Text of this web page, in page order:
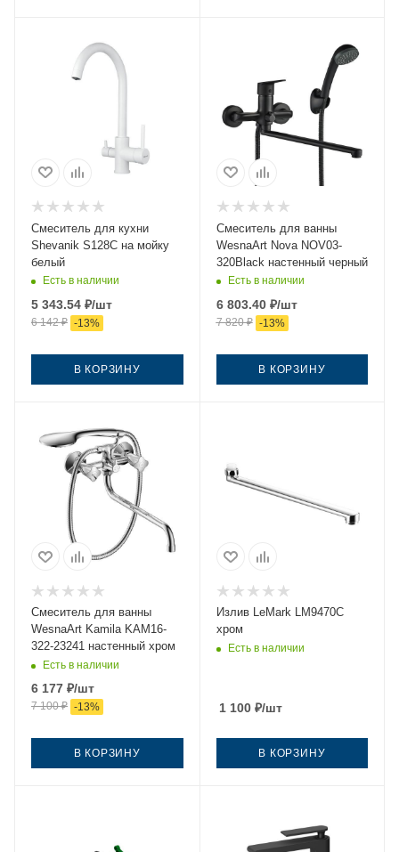
Смеситель для кухни
Shevanik S128C на мойку
белый
Есть в наличии
5 343.54 ₽/шт
6 142₽ -13%
В КОРЗИНУ
Смеситель для ванны
WesnaArt Nova NOV03-
320Black настенный черный
Есть в наличии
6 803.40₽/шт
7 820₽ -13%
В КОРЗИНУ
Смеситель для ванны
WesnaArt Kamila KAM16-
322-23241 настенный хром
Есть в наличии
6 177 ₽/шт
7 100₽ -13%
В КОРЗИНУ
Излив LeMark LM9470C
хром
Есть в наличии
1 100₽/шт
В КОРЗИНУ